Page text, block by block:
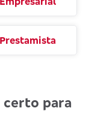
Prestamista
certo para